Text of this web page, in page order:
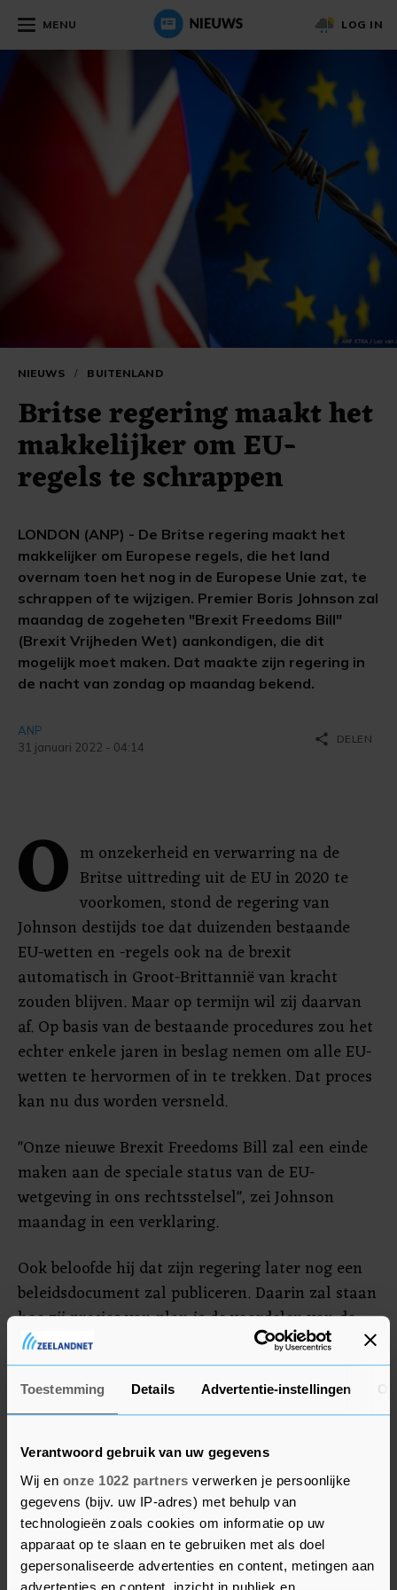
Toestemming Details Advertentie-instellingen
Verantwoord gebruik van uw gegevens
Wij en onze 1022 partners verwerken je persoonlijke
gegevens (bijv. uw IP-adres) met behulp van
technologieën zoals cookies om informatie op uw
apparaat op te slaan en te gebruiken met als doel
gepersonaliseerde advertenties en content, metingen aan
advertenties en content, inzicht in publiek en
MENU LOG IN
NIEUWS / BUITENLAND
Britse regering maakt het
makkelijker om EU-
regels te schrappen
LONDON (ANP) - De Britse regering maakt het
makkelijker om Europese regels, die het land
overnam toen het nog in de Europese Unie zat, te
schrappen of te wijzigen. Premier Boris Johnson zal
maandag de zogeheten "Brexit Freedoms Bill"
(Brexit Vrijheden Wet) aankondigen, die dit
mogelijk moet maken. Dat maakte zijn regering in
de nacht van zondag op maandag bekend.
ANP
31 januari 2022 - 04:14
share DELEN
O m onzekerheid en verwarring na de
Britse uittreding uit de EU in 2020 te
voorkomen, stond de regering van
Johnson destijds toe dat duizenden bestaande
EU-wetten en -regels ook na de brexit
automatisch in Groot-Brittannië van kracht
zouden blijven. Maar op termijn wil zij daarvan
af. Op basis van de bestaande procedures zou het
echter enkele jaren in beslag nemen om alle EU-
wetten te hervormen of in te trekken. Dat proces
kan nu dus worden versneld.
"Onze nieuwe Brexit Freedoms Bill zal een einde
maken aan de speciale status van de EU-
wetgeving in ons rechtsstelsel", zei Johnson
maandag in een verklaring.
Ook beloofde hij dat zijn regering later nog een
beleidsdocument zal publiceren. Daarin zal staan
hoe zij precies van plan is de voordelen van de
Britse uittreding uit de EU te benutten bij het
wijzigen van de regelgeving. En ook hoe dit zal
bijdragen aan een vermindering van de
bureaucratische rompslomp in het land.
Het is maandag precies twee jaar geleden dat
Groot-Brittannië formeel uit de EU trad.